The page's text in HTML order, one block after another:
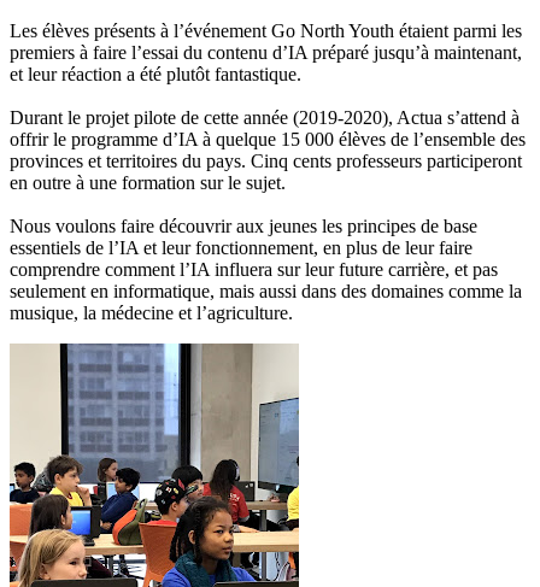
Les élèves présents à l’événement Go North Youth étaient parmi les
premiers à faire l’essai du contenu d’IA préparé jusqu’à maintenant,
et leur réaction a été plutôt fantastique.
Durant le projet pilote de cette année (2019-2020), Actua s’attend à
offrir le programme d’IA à quelque 15 000 élèves de l’ensemble des
provinces et territoires du pays. Cinq cents professeurs participeront
en outre à une formation sur le sujet.
Nous voulons faire découvrir aux jeunes les principes de base
essentiels de l’IA et leur fonctionnement, en plus de leur faire
comprendre comment l’IA influera sur leur future carrière, et pas
seulement en informatique, mais aussi dans des domaines comme la
musique, la médecine et l’agriculture.